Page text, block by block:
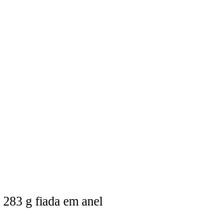
g fiada em anel